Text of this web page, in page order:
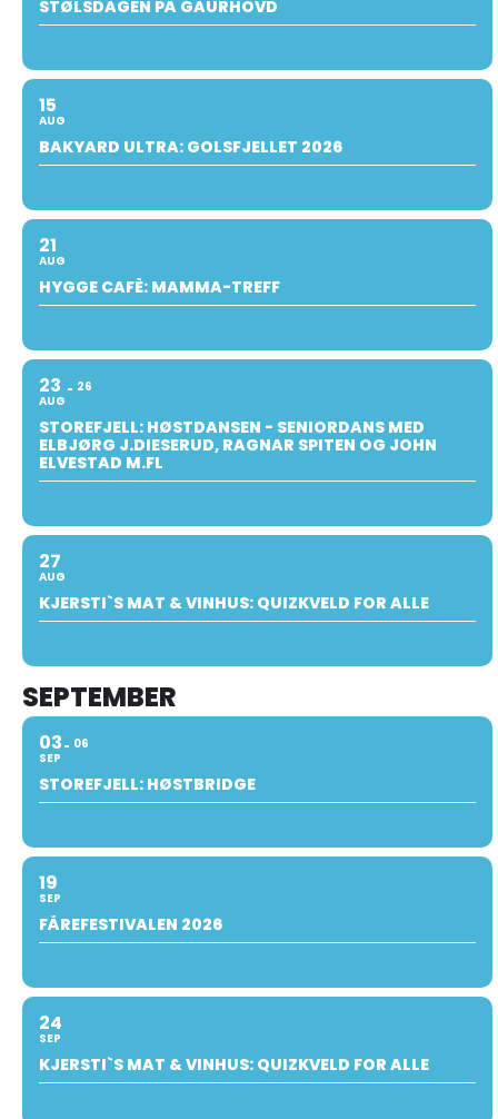
STØLSDAGEN PÅ GAURHOVD
15
AUG
BAKYARD ULTRA: GOLSFJELLET 2026
21
AUG
HYGGE CAFÈ: MAMMA-TREFF
23
AUG
26
STOREFJELL: HØSTDANSEN - SENIORDANS MED
ELBJØRG J.DIESERUD, RAGNAR SPITEN OG JOHN
ELVESTAD M.FL
27
AUG
KJERSTI`S MAT & VINHUS: QUIZKVELD FOR ALLE
SEPTEMBER
03
SEP
06
STOREFJELL: HØSTBRIDGE
19
SEP
FÅREFESTIVALEN 2026
24
SEP
KJERSTI`S MAT & VINHUS: QUIZKVELD FOR ALLE